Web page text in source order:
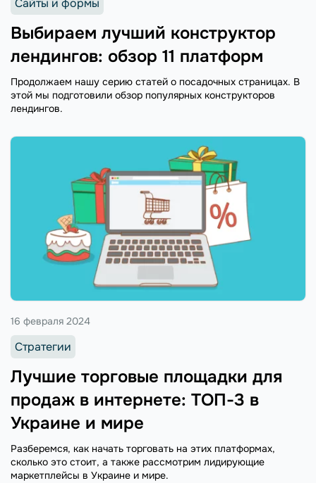
Выбираем лучший конструктор
лендингов: обзор 11 платформ
Продолжаем нашу серию статей о посадочных страницах. В
этой мы подготовили обзор популярных конструкторов
лендингов.
Лучшие торговые площадки для
продаж в интернете: ТОП-3 в
Украине и мире
16 февраля 2024
Стратегии
Разберемся, как начать торговать на этих платформах,
сколько это стоит, а также рассмотрим лидирующие
маркетплейсы в Украине и мире.